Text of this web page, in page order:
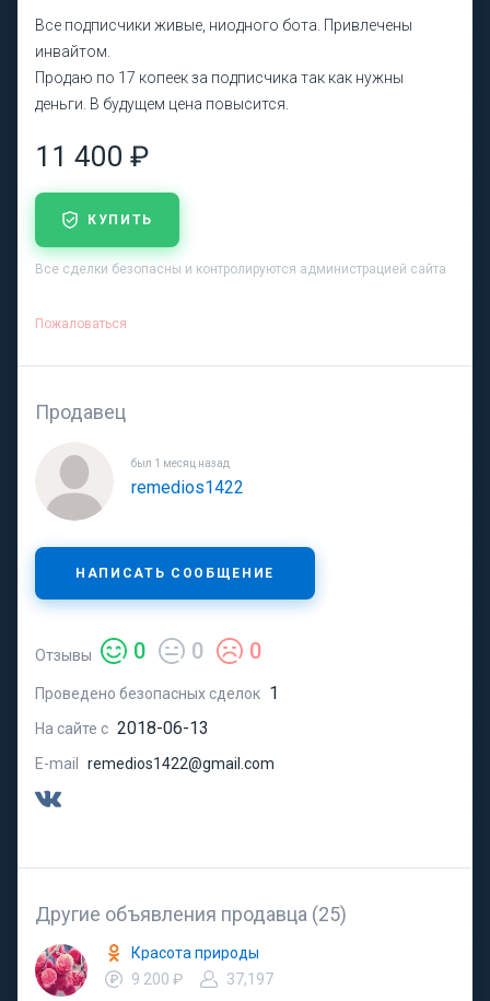
Все подписчики живые, ниодного бота. Привлечены
инвайтом.
Продаю по 17 копеек за подписчика так как нужны
деньги. В будущем цена повысится.
11 400 ₽
КУПИТЬ
Все сделки безопасны и контролируются администрацией сайта
Пожаловаться
Продавец
был 1 месяц назад
remedios1422
НАПИСАТЬ СООБЩЕНИЕ
Отзывы 0 0 0
Проведено безопасных сделок 1
На сайте с 2018-06-13
E-mail remedios1422@gmail.com
Другие объявления продавца (25)
Красота природы
9 200 ₽
37,197